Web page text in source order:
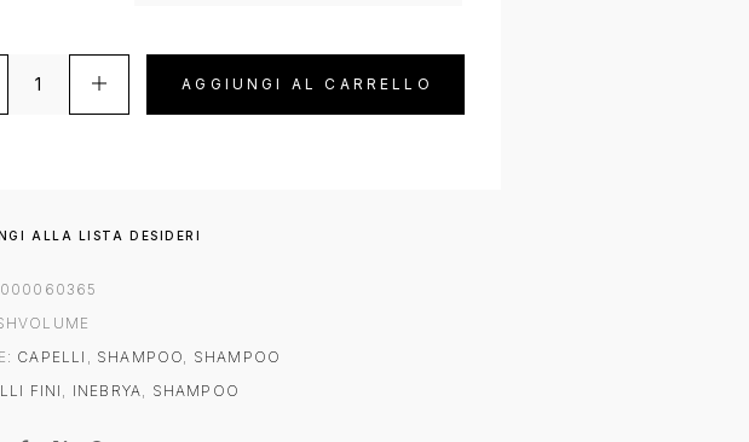
AGGIUNGI AL CARRELLO
ALLA LISTA DESIDERI
CAPELLI , SHAMPOO, SHAMPOO
FINI , INEBRYA, SHAMPOO